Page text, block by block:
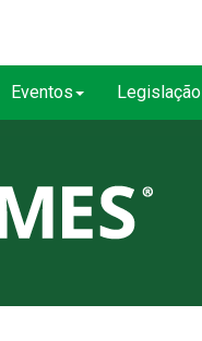
Eventos Legislação